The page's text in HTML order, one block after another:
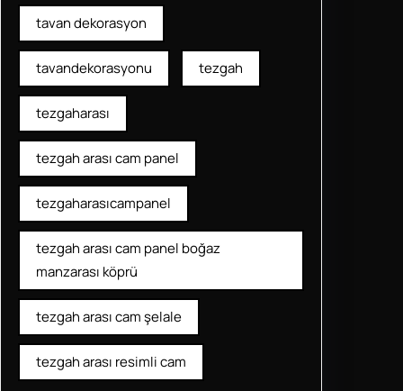
tavan dekorasyon
tavandekorasyonu tezgah
tezgaharası
tezgah arası cam panel
tezgaharasıcampanel
tezgah arası cam panel boğaz
manzarası köprü
tezgah arası cam şelale
tezgah arası resimli cam